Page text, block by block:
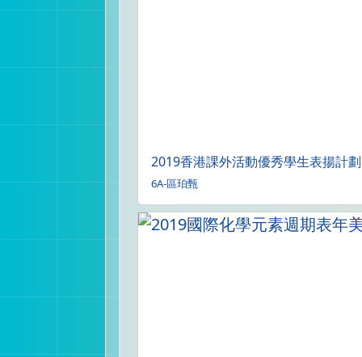
2019香港課外活動優秀學生表揚計劃
6A-區珀甄